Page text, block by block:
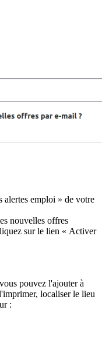
alertes emploi » de votre
nouvelles offres
sur le lien « Activer
pouvez l'ajouter à
localiser le lieu
: